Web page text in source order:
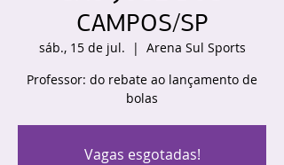
CAMPOS/SP
sáb., 15 de jul.
  |
Arena Sul Sports
Professor: do rebate ao lançamento de
bolas
Vagas esgotadas!